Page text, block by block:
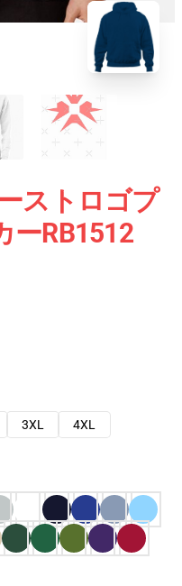
ストロゴプ
ーRB1512
3XL
4XL